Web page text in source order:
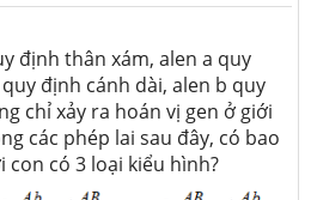
định thân xám, alen a quy
định cánh dài, alen b quy
chỉ xảy ra hoán vị gen ở giới
các phép lai sau đây, có bao
có 3 loại kiểu hình?